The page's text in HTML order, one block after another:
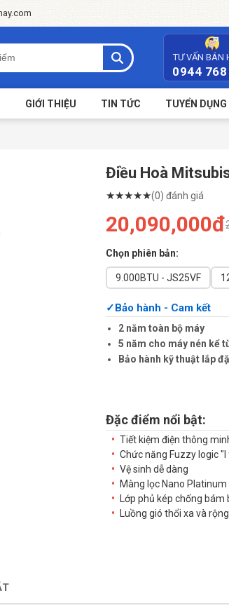
TƯ VẤN BÁN
0944
GIỚI THIỆU TIN TỨC TUYỂN DỤNG
Điều Hoà
★★★★★(0) đánh giá
20,090,000đ
Chọn phiên bản:
9.000BTU - JS25VF
Bảo hành - Cam kết
2 năm toàn bộ máy
5 năm cho máy nén kể
Bảo hành kỹ thuật lắp
Đặc điểm nổi bật:
Tiết kiệm điện thông
Chức năng Fuzzy logic "I
Vệ sinh dễ dàng
Màng lọc Nano Platinum
Lớp phủ kép chống
Luồng gió thổi xa và rộng